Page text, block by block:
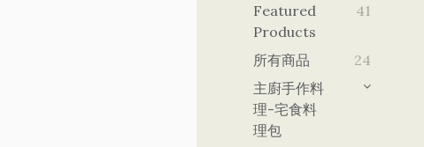
Featured
Products
41
所有商品
24
主廚手作料
理-宅食料
理包